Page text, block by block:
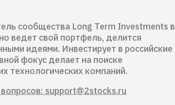
сообщества Long Term Investments в
ведет свой портфель, делится
идеями. Инвестирует в российские
фокус делает на поиске
технологических компаний.
support@2stocks.ru